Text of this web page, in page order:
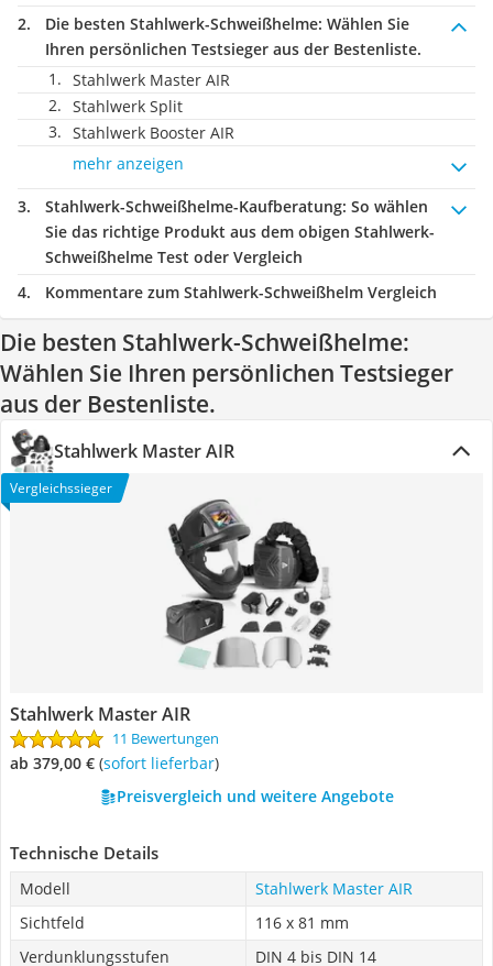
Die besten Stahlwerk-Schweißhelme: Wählen Sie
Ihren persönlichen Testsieger aus der Bestenliste.
Stahlwerk Master AIR
Stahlwerk Split
Stahlwerk Booster AIR
mehr anzeigen
Stahlwerk-Schweißhelme-Kaufberatung: So wählen
Sie das richtige Produkt aus dem obigen Stahlwerk-
Schweißhelme Test oder Vergleich
Kommentare zum Stahlwerk-Schweißhelm Vergleich
Die besten Stahlwerk-Schweißhelme:
Wählen Sie Ihren persönlichen Testsieger
aus der Bestenliste.
Stahlwerk Master AIR
Vergleichssieger
Stahlwerk Master AIR
11 Bewertungen
ab 379,00 € ( Sofort lieferbar)
Preisvergleich und weitere Angebote
Technische Details
Modell
Stahlwerk Master AIR
Sichtfeld
116 x 81 mm
Verdunklungsstufen
DIN 4 bis DIN 14